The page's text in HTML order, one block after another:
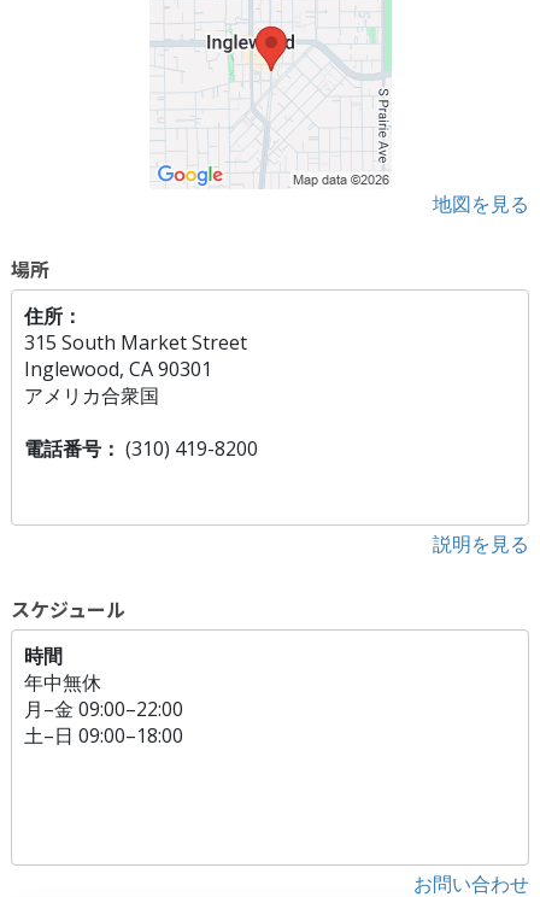
地図を見る
場所
住所：
315 South Market Street
Inglewood, CA 90301
アメリカ合衆国
電話番号： (310) 419-8200
説明を見る
スケジュール
時間
年中無休
月–金 09:00–22:00
土–日 09:00–18:00
お問い合わせ